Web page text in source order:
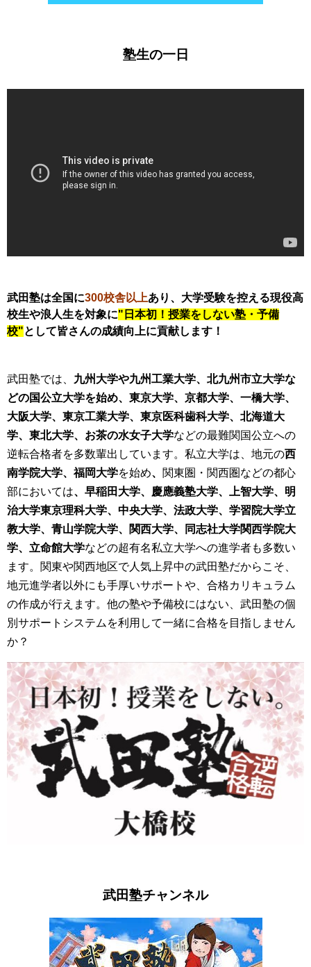
塾生の一日
武田塾は全国に300校舎以上あり、大学受験を控える現役高
校生や浪人生を対象に"日本初！授業をしない塾・予備
校"として皆さんの成績向上に貢献します！
武田塾では、 九州大学や九州工業大学、北九州市立大学な
どの国公立大学を始め、東京大学、京都大学、一橋大学、
大阪大学、東京工業大学、東京医科歯科大学、北海道大
学、東北大学、お茶の水女子大学などの最難関国公立への
逆転合格者を多数輩出しています。私立大学は、地元の西
南学院大学、福岡大学を始め、 関東圏・関西圏などの都心
部においては、早稲田大学、慶應義塾大学、上智大学、明
治大学東京理科大学、中央大学、法政大学、学習院大学立
教大学、青山学院大学、関西大学、同志社大学関西学院大
学、立命館大学などの超有名私立大学への進学者も多数い
ます。関東や関西地区で人気上昇中の武田塾だからこそ、
地元進学者以外にも手厚いサポートや、合格カリキュラム
の作成が行えます。他の塾や予備校にはない、武田塾の個
別サポートシステムを利用して一緒に合格を目指しません
か？
武田塾チャンネル